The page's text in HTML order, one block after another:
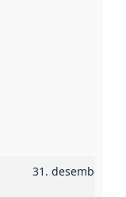
31. desember